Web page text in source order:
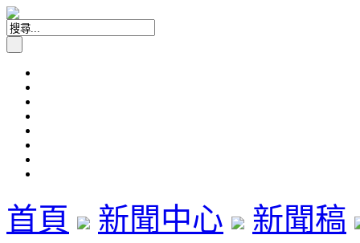
首頁 新聞中心
新聞稿